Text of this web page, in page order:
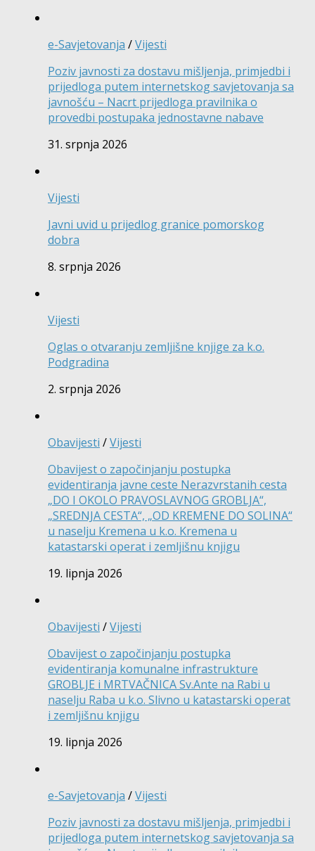
e-Savjetovanja /Vijesti
Poziv javnosti za dostavu mišljenja, primjedbi i
prijedloga putem internetskog savjetovanja sa
javnošću – Nacrt prijedloga pravilnika o
provedbi postupaka jednostavne nabave
31. srpnja 2026
Vijesti
Javni uvid u prijedlog granice pomorskog
dobra
8. srpnja 2026
Vijesti
Oglas o otvaranju zemljišne knjige za k.o.
Podgradina
2. srpnja 2026
Obavijesti /Vijesti
Obavijest o započinjanju postupka
evidentiranja javne ceste Nerazvrstanih cesta
„DO I OKOLO PRAVOSLAVNOG GROBLJA“,
„SREDNJA CESTA“, „OD KREMENE DO SOLINA“
u naselju Kremena u k.o. Kremena u
katastarski operat i zemljišnu knjigu
19. lipnja 2026
Obavijesti /Vijesti
Obavijest o započinjanju postupka
evidentiranja komunalne infrastrukture
GROBLJE i MRTVAČNICA Sv.Ante na Rabi u
naselju Raba u k.o. Slivno u katastarski operat
i zemljišnu knjigu
19. lipnja 2026
e-Savjetovanja /Vijesti
Poziv javnosti za dostavu mišljenja, primjedbi i
prijedloga putem internetskog savjetovanja sa